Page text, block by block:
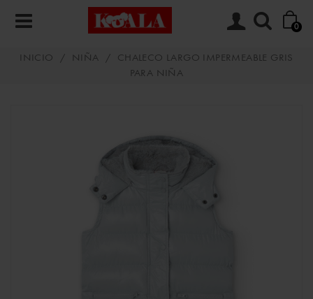
0
INICIO / NIÑA /
CHALECO LARGO IMPERMEABLE GRIS
PARA NIÑA